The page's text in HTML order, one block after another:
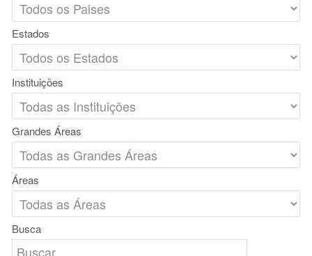
Estados
Instituições
Grandes Áreas
Áreas
Busca